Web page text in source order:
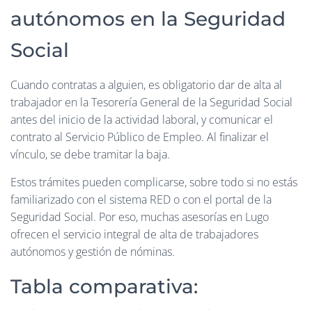
autónomos en la Seguridad
Social
Cuando contratas a alguien, es obligatorio dar de alta al
trabajador en la Tesorería General de la Seguridad Social
antes del inicio de la actividad laboral, y comunicar el
contrato al Servicio Público de Empleo. Al finalizar el
vínculo, se debe tramitar la baja.
Estos trámites pueden complicarse, sobre todo si no estás
familiarizado con el sistema RED o con el portal de la
Seguridad Social. Por eso, muchas asesorías en Lugo
ofrecen el servicio integral de alta de trabajadores
autónomos y gestión de nóminas.
Tabla comparativa: